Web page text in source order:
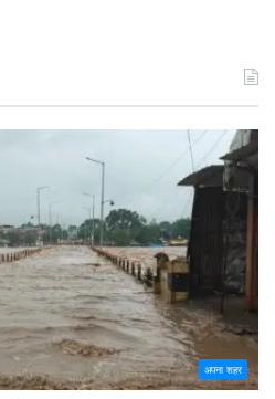
अपना शहर